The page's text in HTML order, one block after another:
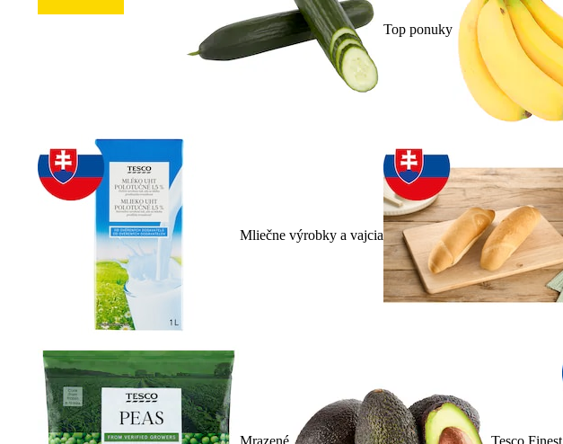
Top ponuky
Mliečne výrobky a vajcia
Mrazené Tesco Finest